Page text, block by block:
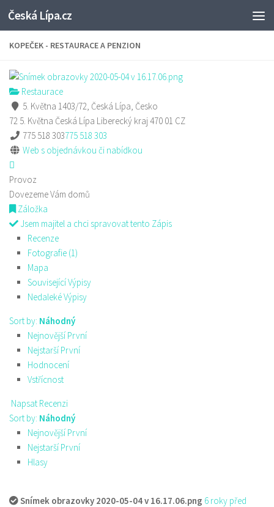
Skip to content
Česká Lípa.cz
KOPEČEK - RESTAURACE A PENZION
Restaurace
5. Května 1403/72, Česká Lípa, Česko
72 5. Května Česká Lípa Liberecký kraj470 01 CZ
775 518 303775 518 303
Web s objednávkou či nabídkou
Provoz
Dovezeme Vám domů
Záložka
Jsem majitel a chci spravovat tento Zápis
Recenze
Fotografie (1)
Mapa
Související Výpisy
Nedaleké Výpisy
Sort by: Náhodný
Nejnovější První
Nejstarší První
Hodnocení
Vstřícnost
Napsat Recenzi
Sort by: Náhodný
Nejnovější První
Nejstarší První
Hlasy
Snímek obrazovky 2020-05-04 v 16.17.06.png 6 roky před